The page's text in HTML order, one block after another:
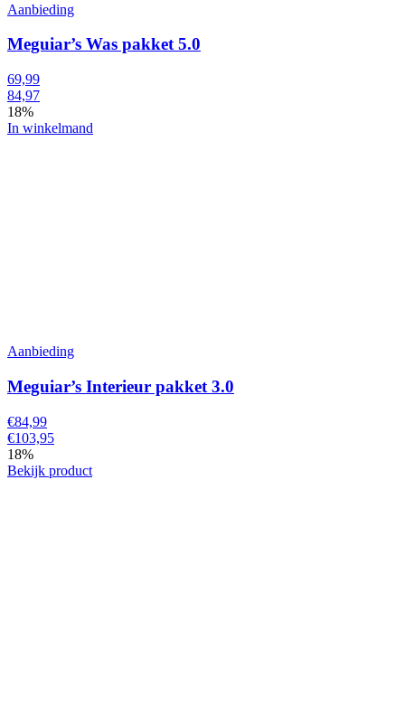
Aanbieding
Meguiar’s Was pakket 5.0
69,99
84,97
18%
In winkelmand
Aanbieding
Meguiar’s Interieur pakket 3.0
€84,99
€103,95
18%
Bekijk product